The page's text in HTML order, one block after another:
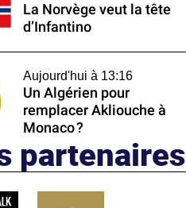
La Norvège veut la tête
d’Infantino
Aujourd'hui à 13:16
Un Algérien pour
remplacer Akliouche à
Monaco ?
partenaires